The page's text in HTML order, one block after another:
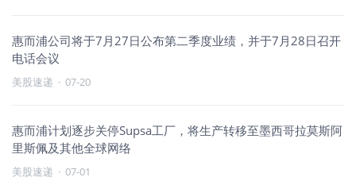
惠而浦公司将于7月27日公布第二季度业绩，并于7月28日召开
电话会议
美股速递 · 07-20
惠而浦计划逐步关停Supsa工厂，将生产转移至墨西哥拉莫斯阿
里斯佩及其他全球网络
美股速递 · 07-01